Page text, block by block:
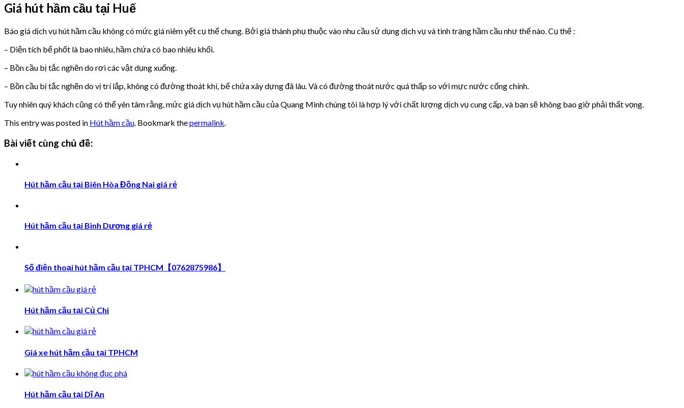
Giá hút hầm cầu tại Huế
Báo giá dịch vụ hút hầm cầu không có mức giá niêm yết cụ thể chung. Bởi giá thành phụ thuộc vào nhu cầu sử dụng dịch vụ và tình trạng hầm cầu như thế nào. Cụ thể :
– Diện tích bể phốt là bao nhiêu, hầm chứa có bao nhiêu khối.
– Bồn cầu bị tắc nghẽn do rơi các vật dụng xuống.
– Bồn cầu bị tắc nghẽn do vị trí lắp, không có đường thoát khí, bể chứa xây dựng đã lâu. Và có đường thoát nước quá thấp so với mực nước cống chính.
Tuy nhiên quý khách cũng có thể yên tâm rằng, mức giá dịch vụ hút hầm cầu của Quang Minh chúng tôi là hợp lý với chất lượng dịch vụ cung cấp, và bạn sẽ không bao giờ phải thất vọng.
This entry was posted in Hút hầm cầu. Bookmark thepermalink.
Bài viết cùng chủ đề:
Hút hầm cầu tại Biên Hòa Đồng Nai giá rẻ
Hút hầm cầu tại Bình Dương giá rẻ
Số điện thoại hút hầm cầu tại TPHCM【0762875986】
Hút hầm cầu tại Củ Chi
Giá xe hút hầm cầu tại TPHCM
Hút hầm cầu tại Dĩ An